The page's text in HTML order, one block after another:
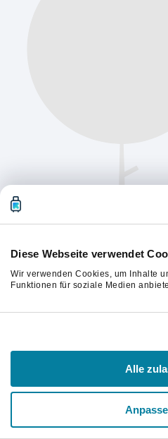
Diese Webseite verwendet
Wir verwenden Cookies, um Inhalte
Funktionen für soziale Medien
Informationen möglicherweise mit
Dienste gesammelt haben.
Alle
Bitte aktualisiere die